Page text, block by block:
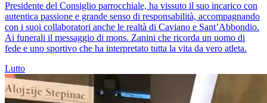
Presidente del Consiglio parrocchiale, ha vissuto il suo incarico con
autentica passione e grande senso di responsabilità, accompagnando
con i suoi collaboratori anche le realtà di Caviano e Sant’Abbondio.
Ai funerali il messaggio di mons. Zanini che ricorda un uomo di
fede e uno sportivo che ha interpretato tutta la vita da vero atleta.
Lutto